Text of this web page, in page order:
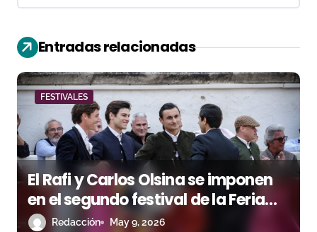
i
ó
n
d
e
e
n
Entradas relacionadas
FESTIVALES
El Rafi y Carlos Olsina se imponen
en el segundo festival de la Feria
Off de Béziers
Redacción May 9, 2026